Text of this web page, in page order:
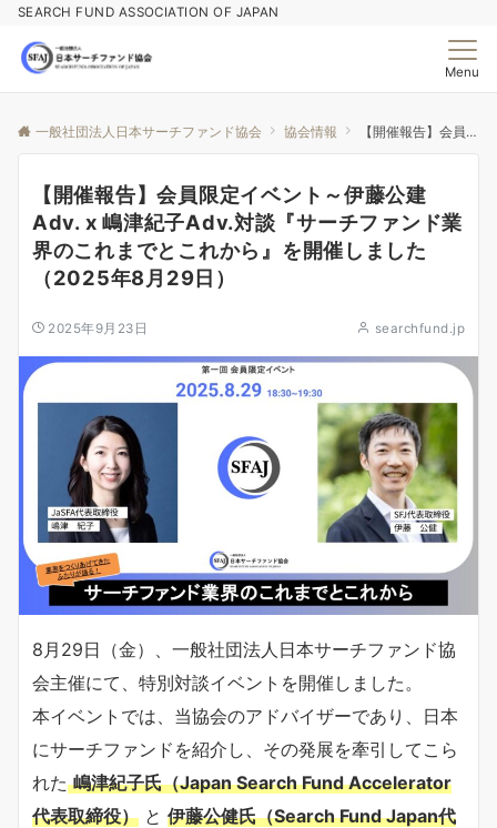
SEARCH FUND ASSOCIATION OF JAPAN
Menu
一般社団法人日本サーチファンド協会 協会情報 【開催報告】会員限定イベント～伊藤公建Adv. x 嶋津紀子Adv.対談『サーチファンド業界のこれまでとこれから』を開催しました（2025年8月29日）
【開催報告】会員限定イベント～伊藤公建
Adv. x 嶋津紀子Adv.対談『サーチファンド業
界のこれまでとこれから』を開催しました
（2025年8月29日）
2025年9月23日 searchfund.jp
8月29日（金）、一般社団法人日本サーチファンド協
会主催にて、特別対談イベントを開催しました。
本イベントでは、当協会のアドバイザーであり、日本
にサーチファンドを紹介し、その発展を牽引してこら
れた 嶋津紀子氏（Japan Search Fund Accelerator
代表取締役） と 伊藤公健氏（Search Fund Japan代